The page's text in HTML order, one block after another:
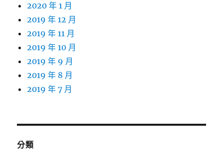
2020 年 1 月
2019 年 12 月
2019 年 11 月
2019 年 10 月
2019 年 9 月
2019 年 8 月
2019 年 7 月
分類